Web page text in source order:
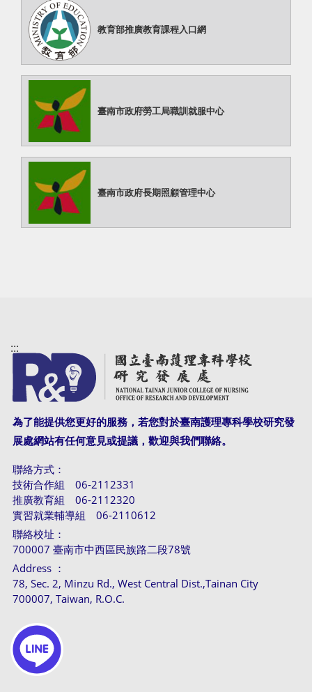
教育部推廣教育課程入口網
臺南市政府勞工局職訓就服中心
臺南市政府長期照顧管理中心
:::
為了能提供您更好的服務，若您對於臺南護理專科學校研究發
展處網站有任何意見或提議，歡迎與我們聯絡。
聯絡方式：
技術合作組 06-2112331
推廣教育組 06-2112320
實習就業輔導組 06-2110612
聯絡校址：
700007 臺南市中西區民族路二段78號
Address ：
78, Sec. 2, Minzu Rd., West Central Dist.,Tainan City
700007, Taiwan, R.O.C.